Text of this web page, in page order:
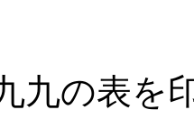
九の表を